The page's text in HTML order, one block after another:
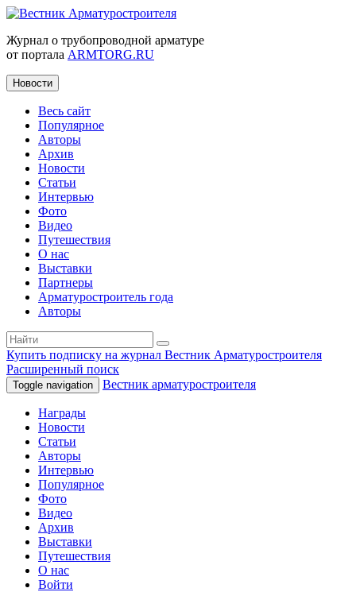
Журнал о трубопроводной арматуре
от портала ARMTORG.RU
Новости
Весь сайт
Популярное
Авторы
Архив
Новости
Статьи
Интервью
Фото
Видео
Путешествия
О нас
Выставки
Партнеры
Арматуростроитель года
Авторы
Купить подписку на журнал Вестник Арматуростроителя
Расширенный поиск
Toggle navigation Вестник арматуростроителя
Награды
Новости
Статьи
Авторы
Интервью
Популярное
Фото
Видео
Архив
Выставки
Путешествия
О нас
Войти